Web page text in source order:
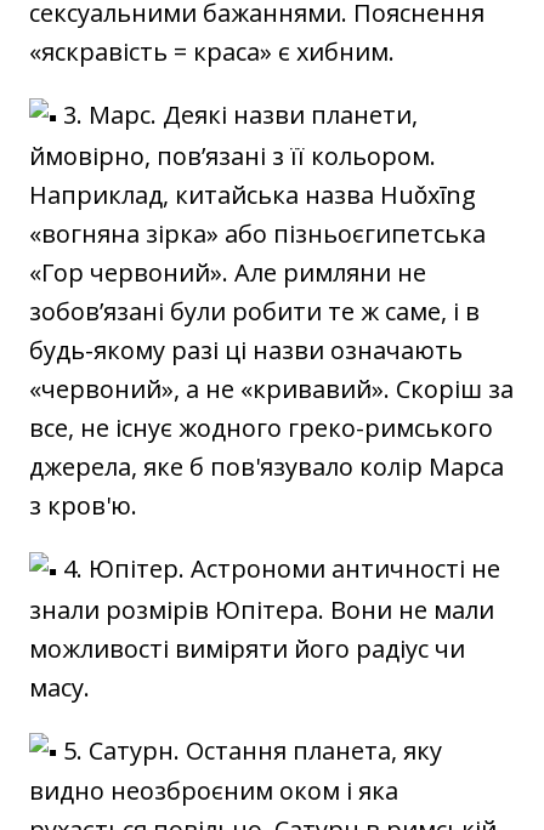
сексуальними бажаннями. Пояснення
«яскравість = краса» є хибним.
3. Марс. Деякі назви планети,
ймовірно, пов’язані з її кольором.
Наприклад, китайська назва Huǒxīng
«вогняна зірка» або пізньоєгипетська
«Гор червоний». Але римляни не
зобов’язані були робити те ж саме, і в
будь-якому разі ці назви означають
«червоний», а не «кривавий». Скоріш за
все, не існує жодного греко-римського
джерела, яке б пов'язувало колір Марса
з кров'ю.
4. Юпітер. Астрономи античності не
знали розмірів Юпітера. Вони не мали
можливості виміряти його радіус чи
масу.
5. Сатурн. Остання планета, яку
видно неозброєним оком і яка